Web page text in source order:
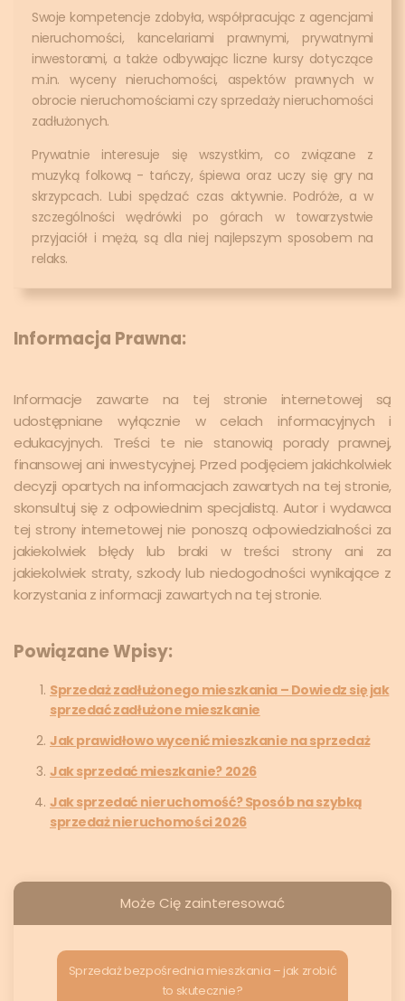
Swoje kompetencje zdobyła, współpracując z agencjami
nieruchomości, kancelariami prawnymi, prywatnymi
inwestorami, a także odbywając liczne kursy dotyczące
m.in. wyceny nieruchomości, aspektów prawnych w
obrocie nieruchomościami czy sprzedaży nieruchomości
zadłużonych.
Prywatnie interesuje się wszystkim, co związane z
muzyką folkową - tańczy, śpiewa oraz uczy się gry na
skrzypcach. Lubi spędzać czas aktywnie. Podróże, a w
szczególności wędrówki po górach w towarzystwie
przyjaciół i męża, są dla niej najlepszym sposobem na
relaks.
Informacja Prawna:
Informacje zawarte na tej stronie internetowej są
udostępniane wyłącznie w celach informacyjnych i
edukacyjnych. Treści te nie stanowią porady prawnej,
finansowej ani inwestycyjnej. Przed podjęciem jakichkolwiek
decyzji opartych na informacjach zawartych na tej stronie,
skonsultuj się z odpowiednim specjalistą. Autor i wydawca
tej strony internetowej nie ponoszą odpowiedzialności za
jakiekolwiek błędy lub braki w treści strony ani za
jakiekolwiek straty, szkody lub niedogodności wynikające z
korzystania z informacji zawartych na tej stronie.
Powiązane Wpisy:
Sprzedaż zadłużonego mieszkania – Dowiedz się jak
sprzedać zadłużone mieszkanie
Jak prawidłowo wycenić mieszkanie na sprzedaż
Jak sprzedać mieszkanie? 2026
Jak sprzedać nieruchomość? Sposób na szybką
sprzedaż nieruchomości 2026
Może Cię zainteresować
Sprzedaż bezpośrednia mieszkania – jak zrobić
to skutecznie?